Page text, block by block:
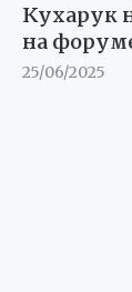
Кухарук
на
25/06/2025